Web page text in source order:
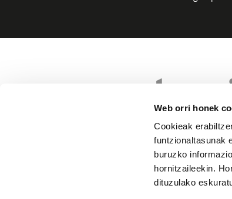
Web orri honek
Cookieak
funtzionaltasunak
buruzko
hornitzaileekin.
dituzulako